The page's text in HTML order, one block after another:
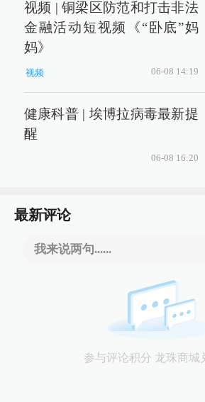
视频 | 铜梁区防范和打击非法
金融活动短视频《“卧底”妈
妈》
视频 06-08 14:19
健康科普 | 埃博拉病毒最新提
醒
06-08 16:20
最新评论
我来说两句......
参与评论积分 龙珠商城